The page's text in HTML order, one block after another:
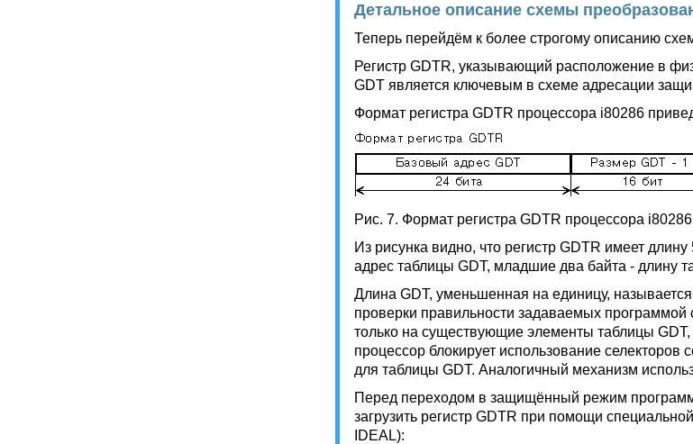
Детальное описание схемы
Теперь перейдём к более строгому описанию
Регистр GDTR, указывающий расположение в
GDT является ключевым в схеме адресации
Формат регистра GDTR процессора i80286
Рис. 7. Формат регистра GDTR процессора
Из рисунка видно, что регистр GDTR имеет
адрес таблицы GDT, младшие два байта - длину
Длина GDT, уменьшенная на единицу,
проверки правильности задаваемых программой
только на существующие элементы таблицы
процессор блокирует использование
для таблицы GDT. Аналогичный механизм
Перед переходом в защищённый режим
загрузить регистр GDTR при помощи
IDEAL):